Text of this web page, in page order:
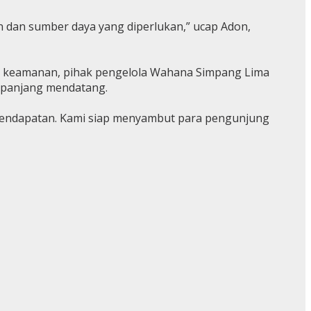
sumber daya yang diperlukan,” ucap Adon,
pihak pengelola Wahana Simpang Lima
mendatang.
Kami siap menyambut para pengunjung